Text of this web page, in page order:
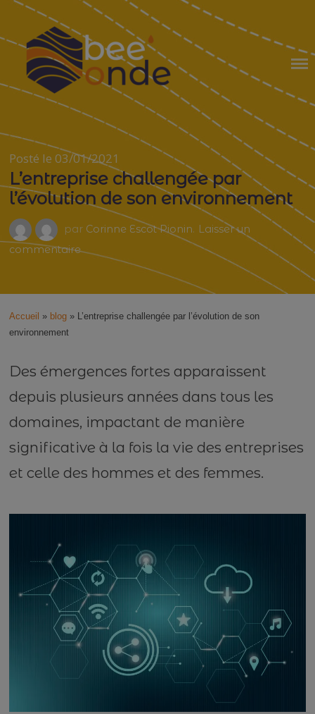
Skip
content
BEE'ONDE
Posté le 03/01/2021
L’entreprise challengée par
l’évolution de son environnement
par Corinne Escot Pionin. Laisser un
commentairesur
L’entreprise
l’évolution
environnement
Accueil » blog » L’entreprise challengée par l’évolution de son
environnement
Des émergences fortes apparaissent
depuis plusieurs années dans tous les
domaines, impactant de manière
significative à la fois la vie des entreprises
et celle des hommes et des femmes.